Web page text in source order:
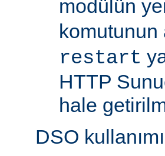
modülün
komutunun
restart
HTTP
hale
DSO